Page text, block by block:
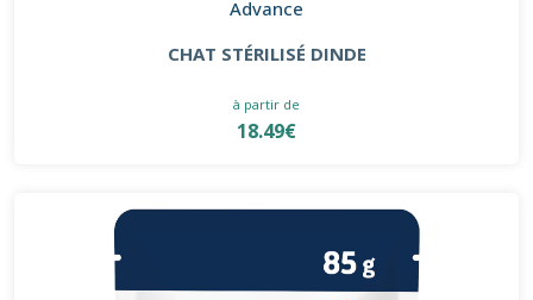
Advance
CHAT STÉRILISÉ DINDE
à partir de
18.49€